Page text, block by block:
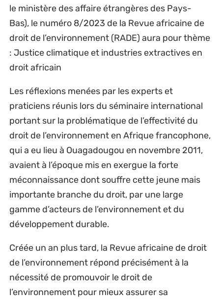
le ministère des affaire étrangères des Pays-
Bas), le numéro 8/2023 de la Revue africaine de
droit de l’environnement (RADE) aura pour thème
: Justice climatique et industries extractives en
droit africain
Les réflexions menées par les experts et
praticiens réunis lors du séminaire international
portant sur la problématique de l’effectivité du
droit de l’environnement en Afrique francophone,
qui a eu lieu à Ouagadougou en novembre 2011,
avaient à l’époque mis en exergue la forte
méconnaissance dont souffre cette jeune mais
importante branche du droit, par une large
gamme d’acteurs de l’environnement et du
développement durable.
Créée un an plus tard, la Revue africaine de droit
de l’environnement répond précisément à la
nécessité de promouvoir le droit de
l’environnement pour mieux assurer sa